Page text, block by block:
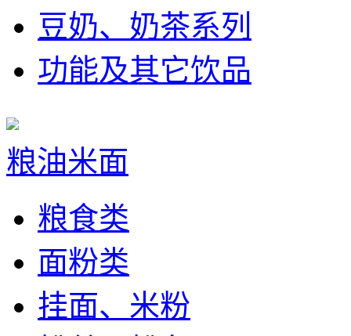
豆奶、奶茶系列
功能及其它饮品
粮油米面
粮食类
面粉类
挂面、米粉